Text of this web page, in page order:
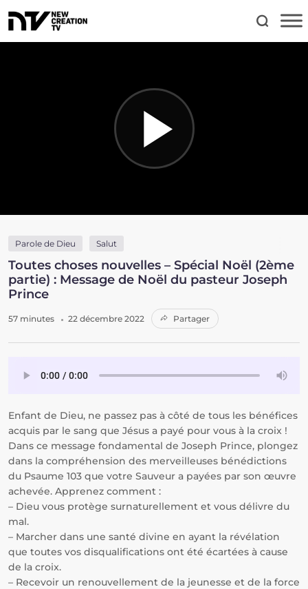
Parole de Dieu Salut
Toutes choses nouvelles – Spécial Noël (2ème
partie) : Message de Noël du pasteur Joseph
Prince
57 minutes 22 décembre 2022 Partager
Enfant de Dieu, ne passez pas à côté de tous les bénéfices
acquis par le sang que Jésus a payé pour vous à la croix !
Dans ce message fondamental de Joseph Prince, plongez
dans la compréhension des merveilleuses bénédictions
du Psaume 103 que votre Sauveur a payées par son œuvre
achevée. Apprenez comment :
– Dieu vous protège surnaturellement et vous délivre du
mal.
– Marcher dans une santé divine en ayant la révélation
que toutes vos disqualifications ont été écartées à cause
de la croix.
– Recevoir un renouvellement de la jeunesse et de la force